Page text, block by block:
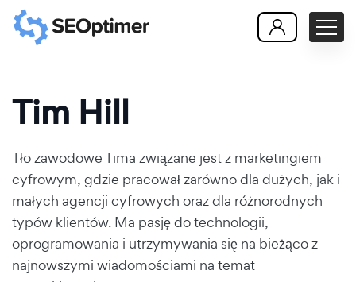
Tim Hill
Tło zawodowe Tima związane jest z marketingiem
cyfrowym, gdzie pracował zarówno dla dużych, jak i
małych agencji cyfrowych oraz dla różnorodnych
typów klientów. Ma pasję do technologii,
oprogramowania i utrzymywania się na bieżąco z
najnowszymi wiadomościami na temat